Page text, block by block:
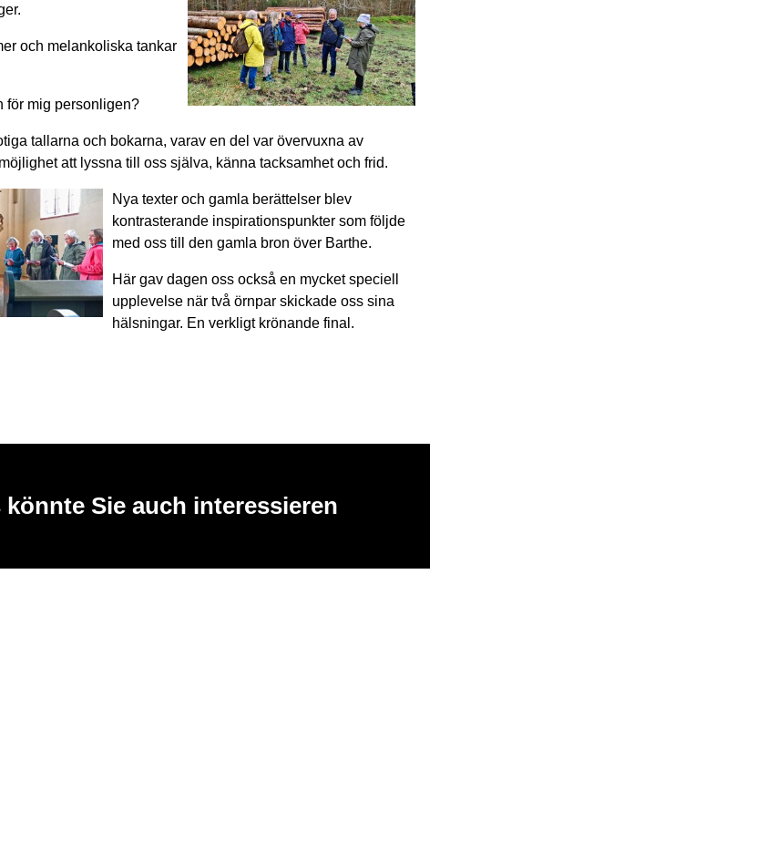
och melankoliska tankar
för mig personligen?
tallarna och bokarna, varav en del var övervuxna av
att lyssna till oss själva, känna tacksamhet och frid.
Nya texter och gamla berättelser blev
kontrasterande inspirationspunkter som följde
med oss till den gamla bron över Barthe.
Här gav dagen oss också en mycket speciell
upplevelse när två örnpar skickade oss sina
hälsningar. En verkligt krönande final.
könnte Sie auch interessieren